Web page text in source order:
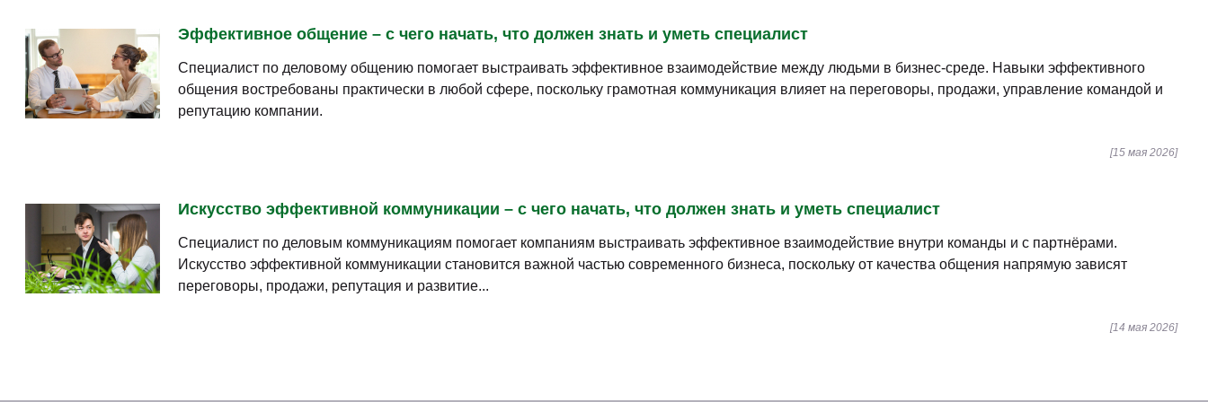
Эффективное общение – с чего начать, что должен знать и уметь специалист
Специалист по деловому общению помогает выстраивать эффективное взаимодействие между людьми в бизнес-среде. Навыки эффективного
общения востребованы практически в любой сфере, поскольку грамотная коммуникация влияет на переговоры, продажи, управление командой и
репутацию компании.
[15 мая 2026]
Искусство эффективной коммуникации – с чего начать, что должен знать и уметь специалист
Специалист по деловым коммуникациям помогает компаниям выстраивать эффективное взаимодействие внутри команды и с партнёрами.
Искусство эффективной коммуникации становится важной частью современного бизнеса, поскольку от качества общения напрямую зависят
переговоры, продажи, репутация и развитие...
[14 мая 2026]